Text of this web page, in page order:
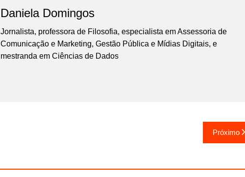
Daniela Domingos
Jornalista, professora de Filosofia, especialista em Assessoria de
Comunicação e Marketing, Gestão Pública e Mídias Digitais, e
mestranda em Ciências de Dados
Próximo